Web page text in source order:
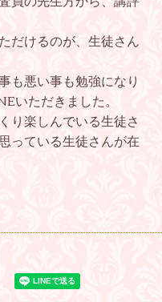
だけるのが、生徒さん
も悪い事も勉強になり
いただきました。
り楽しんでいる生徒さ
っている生徒さんが在